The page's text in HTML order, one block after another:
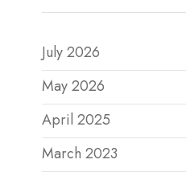
July 2026
May 2026
April 2025
March 2023